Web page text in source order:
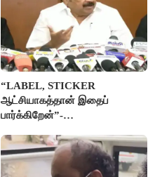
“LABEL, STICKER
ஆட்சியாகத்தான் இதைப்
பார்க்கிறேன்”-